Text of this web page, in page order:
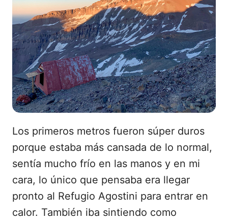
Los primeros metros fueron súper duros
porque estaba más cansada de lo normal,
sentía mucho frío en las manos y en mi
cara, lo único que pensaba era llegar
pronto al Refugio Agostini para entrar en
calor. También iba sintiendo como